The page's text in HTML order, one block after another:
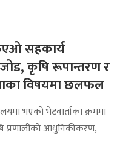
सहकार्य
जोड, कृषि रूपान्तरण र
विषयमा छलफल
भएको भेटवार्ताका क्रममा
प्रणालीको आधुनिकीकरण,